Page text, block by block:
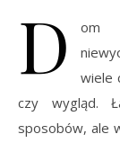
D
om
wiele
czy wygląd.
sposobów, ale